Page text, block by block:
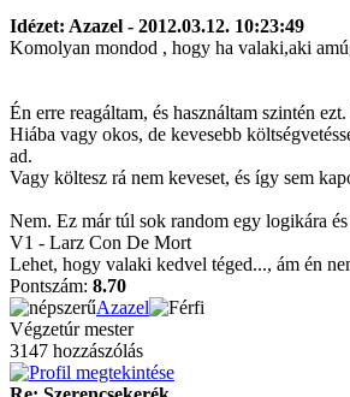
Idézet: Azazel - 2012.03.12. 10:23:49
Komolyan mondod , hogy ha valaki,aki
Én erre reagáltam, és használtam szintén
Hiába vagy okos, de kevesebb
ad.
Vagy költesz rá nem keveset, és így sem
Nem. Ez már túl sok random egy logikára
V1 - Larz Con De Mort
Lehet, hogy valaki kedvel téged..., ám én
Pontszám: 8.70
Azazel
Végzetúr mester
3147 hozzászólás